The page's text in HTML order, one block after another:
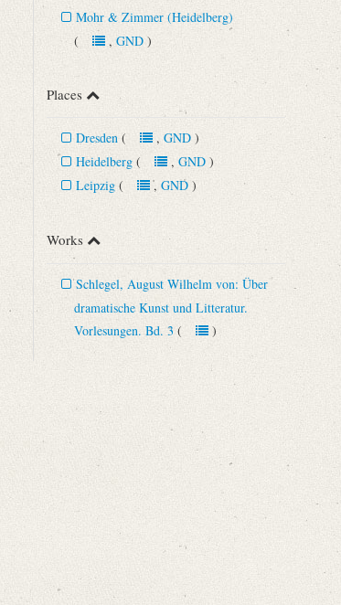
Mohr & Zimmer (Heidelberg)
(, GND)
Places
Dresden (, GND)
Heidelberg (, GND)
Leipzig (, GND)
Works
Schlegel, August Wilhelm von: Über
dramatische Kunst und Litteratur.
Vorlesungen. Bd. 3 ()